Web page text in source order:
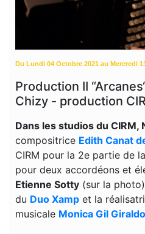
Du Lundi 04 Octobre 2021 au Mercredi
Production II
Chizy - production
Dans les studios du CIRM,
compositrice Edith Canat
CIRM pour la 2e partie de
pour deux accordéons et
Etienne Sotty (sur la
du Duo Xamp et la
musicale Monica Gil Giraldo